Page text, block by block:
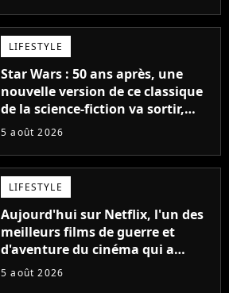
LIFESTYLE
Star Wars : 50 ans après, une
nouvelle version de ce classique
de la science-fiction va sortir,
mais on ne la verra jamais en
5 août 2026
LIFESTYLE
Aujourd'hui sur Netflix, l'un des
meilleurs films de guerre et
d'aventure du cinéma qui a
connu un succès retentissant à
5 août 2026